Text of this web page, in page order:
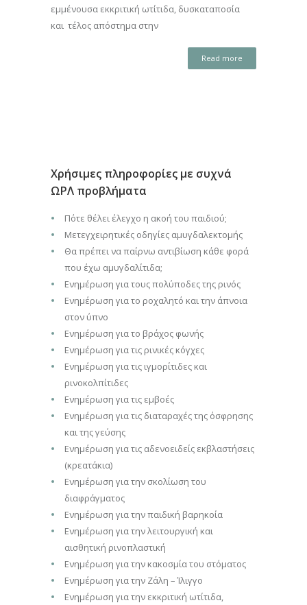
εμμένουσα εκκριτική ωτίτιδα, δυσκαταποσία
και τέλος απόστημα στην
Read more
Χρήσιμες πληροφορίες με συχνά
ΩΡΛ προβλήματα
Πότε θέλει έλεγχο η ακοή του παιδιού;
Μετεγχειρητικές οδηγίες αμυγδαλεκτομής
Θα πρέπει να παίρνω αντιβίωση κάθε φορά
που έχω αμυγδαλίτιδα;
Ενημέρωση για τους πολύποδες της ρινός
Ενημέρωση για το ροχαλητό και την άπνοια
στον ύπνο
Ενημέρωση για το βράχος φωνής
Ενημέρωση για τις ρινικές κόγχες
Ενημέρωση για τις ιγμορίτιδες και
ρινοκολπίτιδες
Ενημέρωση για τις εμβοές
Ενημέρωση για τις διαταραχές της όσφρησης
και της γεύσης
Ενημέρωση για τις αδενοειδείς εκβλαστήσεις
(κρεατάκια)
Ενημέρωση για την σκολίωση του
διαφράγματος
Ενημέρωση για την παιδική βαρηκοία
Ενημέρωση για την λειτουργική και
αισθητική ρινοπλαστική
Ενημέρωση για την κακοσμία του στόματος
Ενημέρωση για την Ζάλη – Ίλιγγο
Ενημέρωση για την εκκριτική ωτίτιδα,